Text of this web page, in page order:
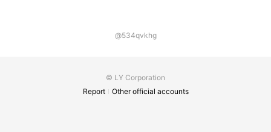
@534qvkhg
© LY Corporation
Report
Other official accounts